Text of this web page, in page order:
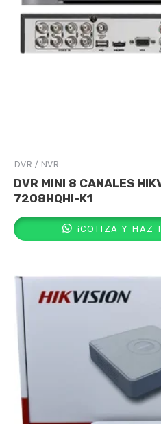
DVR / NVR
DVR MINI 8 CANALES
7208HQHI-K1
¡COTIZA Y HAZ